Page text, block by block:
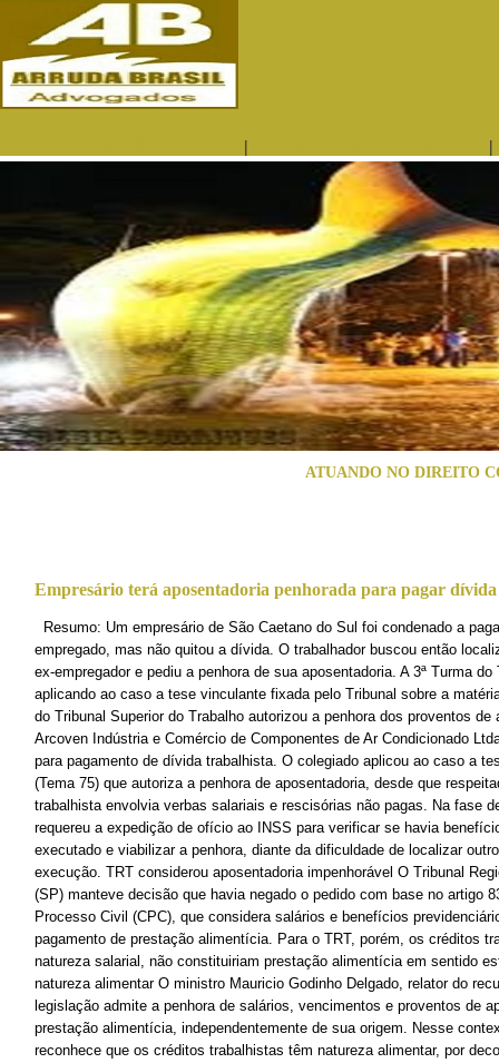
| |
ATUANDO NO DIREITO
Empresário terá aposentadoria penhorada para pagar
Resumo: Um empresário de São Caetano do Sul foi condenado a
empregado, mas não quitou a dívida. O trabalhador buscou então
ex-empregador e pediu a penhora de sua aposentadoria. A 3ª Turma
aplicando ao caso a tese vinculante fixada pelo Tribunal sobre a
do Tribunal Superior do Trabalho autorizou a penhora dos proventos de
Arcoven Indústria e Comércio de Componentes de Ar Condicionado
para pagamento de dívida trabalhista. O colegiado aplicou ao caso a
(Tema 75) que autoriza a penhora de aposentadoria, desde que
trabalhista envolvia verbas salariais e rescisórias não pagas. Na fase
requereu a expedição de ofício ao INSS para verificar se havia
executado e viabilizar a penhora, diante da dificuldade de localizar
execução. TRT considerou aposentadoria impenhorável O Tribunal
(SP) manteve decisão que havia negado o pedido com base no artigo
Processo Civil (CPC), que considera salários e benefícios
pagamento de prestação alimentícia. Para o TRT, porém, os créditos
natureza salarial, não constituiriam prestação alimentícia em sentido
natureza alimentar O ministro Mauricio Godinho Delgado, relator do
legislação admite a penhora de salários, vencimentos e proventos de
prestação alimentícia, independentemente de sua origem. Nesse
reconhece que os créditos trabalhistas têm natureza alimentar, por